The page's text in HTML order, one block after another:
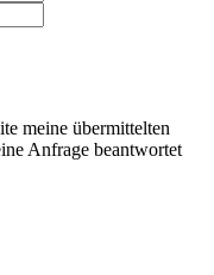
meine übermittelten
Anfrage beantwortet